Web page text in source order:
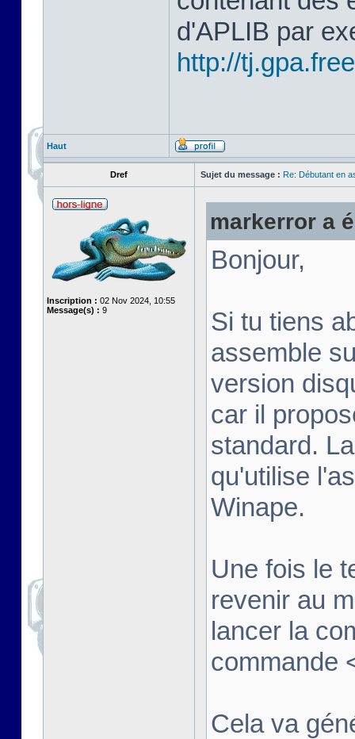
d'APLIB par
http://
Haut
Dref Sujet du message : Re: Débutant en
Inscription : 02 Nov 2024, 10:55
Message(s) : 9
markerror a
Bonjour,
Si tu tiens
assemble
version
car il
standard.
qu'utilise
Winape.
Une fois le
revenir au
lancer la
commande
Cela va